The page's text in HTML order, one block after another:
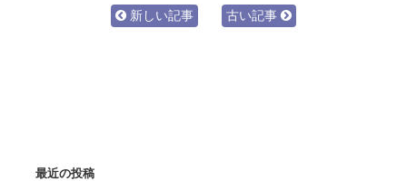
新しい記事 古い記事
最近の投稿